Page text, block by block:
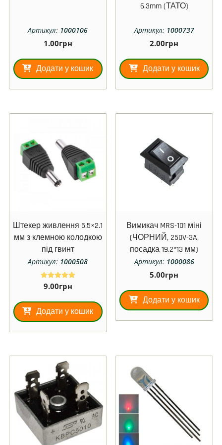
Артикул: 1000106
1.00грн
Додати у кошик
6.3mm (ТАТО)
Артикул: 1000737
2.00грн
Додати у кошик
Штекер живлення 5.5×2.1
мм з клемною колодкою
під гвинт
Артикул: 1000508
Оцінено в
5.00
9.00грн
Додати у кошик
Вимикач MRS-101 міні
(ЧОРНИЙ, 250V-3A,
посадка 19.2*13 мм)
Артикул: 1000086
5.00грн
Додати у кошик